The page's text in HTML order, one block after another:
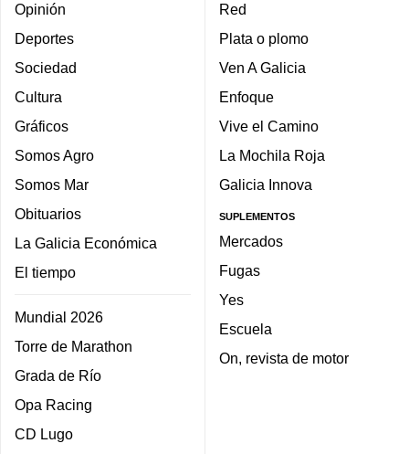
Opinión
Deportes
Sociedad
Cultura
Gráficos
Somos Agro
Somos Mar
Obituarios
La Galicia Económica
El tiempo
Mundial 2026
Torre de Marathon
Grada de Río
Opa Racing
CD Lugo
Red
Plata o plomo
Ven A Galicia
Enfoque
Vive el Camino
La Mochila Roja
Galicia Innova
SUPLEMENTOS
Mercados
Fugas
Yes
Escuela
On, revista de motor